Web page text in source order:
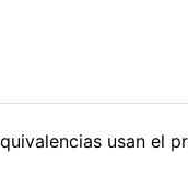
usan el